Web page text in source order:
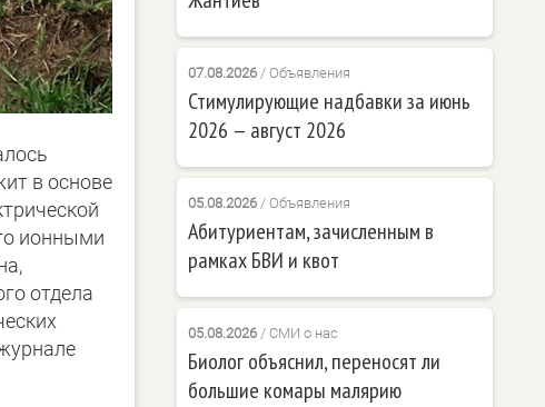
в основе
ионными
отдела
07.08.2026/ Объявления
Стимулирующие надбавки за июнь
2026 — август 2026
05.08.2026/ Объявления
Абитуриентам, зачисленным в
рамках БВИ и квот
05.08.2026/ СМИ о нас
Биолог объяснил, переносят ли
большие комары малярию